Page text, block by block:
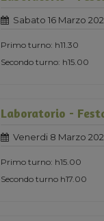
Sabato 16 Marzo
Primo turno: h11.30
Secondo turno: h15.00
Laboratorio -
Venerdi 8 Marzo
Primo turno: h15.00
Secondo turno h17.00